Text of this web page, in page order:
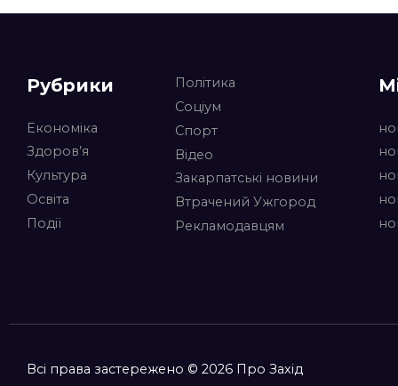
Рубрики
Економіка
Здоров’я
Культура
Освіта
Події
Політика
Соціум
Спорт
Відео
Закарпатські новини
Втрачений Ужгород
Рекламодавцям
Всі права застережено © 2026 Про Захід